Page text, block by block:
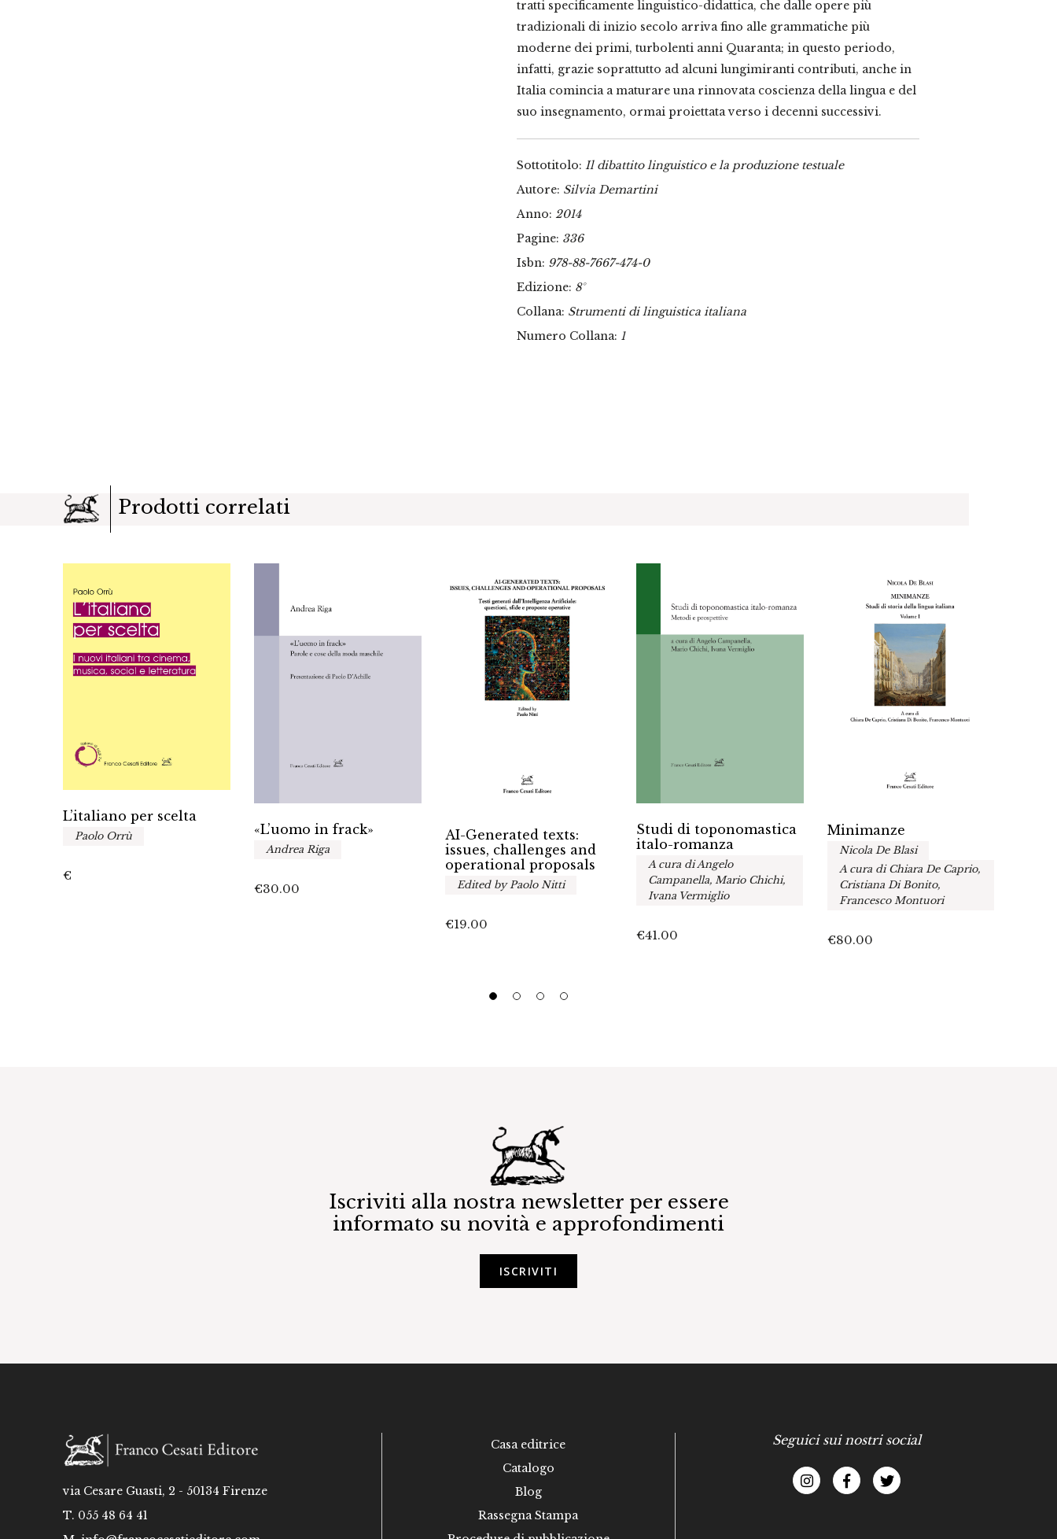
tratti specificamente linguistico-didattica, che dalle opere più
tradizionali di inizio secolo arriva fino alle grammatiche più
moderne dei primi, turbolenti anni Quaranta; in questo periodo,
infatti, grazie soprattutto ad alcuni lungimiranti contributi, anche in
Italia comincia a maturare una rinnovata coscienza della lingua e del
suo insegnamento, ormai proiettata verso i decenni successivi.
Sottotitolo: Il dibattito linguistico e la produzione testuale
Autore: Silvia Demartini
Anno: 2014
Pagine: 336
Isbn: 978-88-7667-474-0
Edizione: 8°
Collana: Strumenti di linguistica italiana
Numero Collana: 1
Prodotti correlati
L’italiano per scelta
Paolo Orrù
€
«L’uomo in frack»
Andrea Riga
€30.00
AI-Generated texts:
issues, challenges and
operational proposals
Edited by Paolo Nitti
€19.00
Studi di toponomastica
italo-romanza
A cura di Angelo
Campanella, Mario Chichi,
Ivana Vermiglio
€41.00
Minimanze
Nicola De Blasi
A cura di Chiara De Caprio,
Cristiana Di Bonito,
Francesco Montuori
€80.00
Iscriviti alla nostra newsletter per essere
informato su novità e approfondimenti
ISCRIVITI
via Cesare Guasti, 2 - 50134 Firenze
T. 055 48 64 41
Casa editrice
Catalogo
Blog
Rassegna Stampa
Seguici sui nostri social